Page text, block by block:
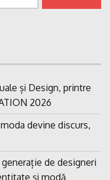
și Design, printre
2026
devine discurs,
de designeri
și modă